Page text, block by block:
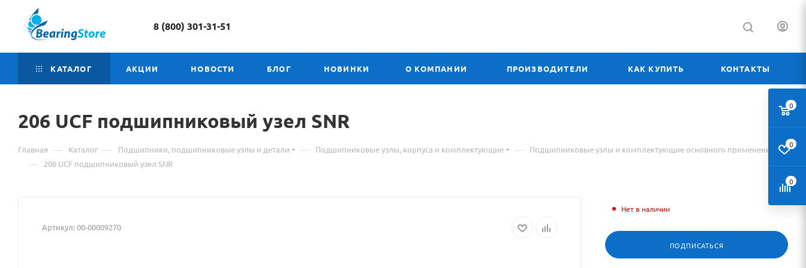
8 (800) 301-31-51
КАТАЛОГ АКЦИИ НОВОСТИ БЛОГ НОВИНКИ О КОМПАНИИ ПРОИЗВОДИТЕЛИ КАК КУПИТЬ КОНТАКТЫ
206 UCF подшипниковый Материал
о
узел SNR
Главная — Каталог — Подшипники, подшипниковые узлы и детали — Подшипниковые узлы, корпуса и комплектующие — Подшипниковые узлы и комплектующие основного применения
— 206 UCF подшипниковый узел SNR
Артикул:00-00009270
Нет в наличии
ПОДПИСАТЬСЯ
0
0
0